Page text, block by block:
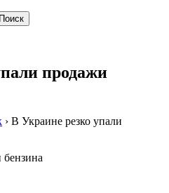
продажи
› В Украине резко упали